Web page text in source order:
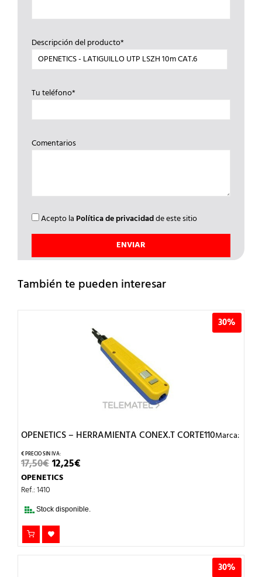
Descripción del producto*
Tu teléfono*
Comentarios
Acepto la Política de privacidadde este sitio
También te pueden interesar
30%
OPENETICS – HERRAMIENTA CONEX.T CORTE110
17,50€EL
PRECIO
ORIGINAL
12,25€
Marca:
OPENETICS
Ref.: 1410
Stock disponible.
30%